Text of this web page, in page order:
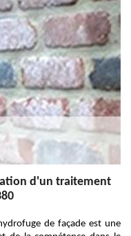
d'un traitement
de façade est une